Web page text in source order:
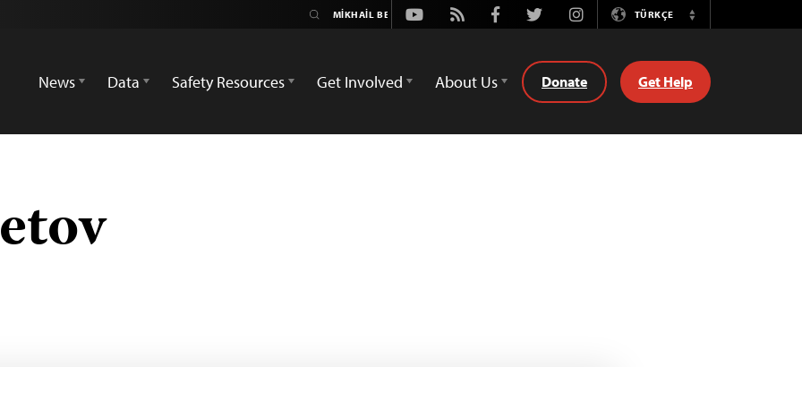
Youtube
Rss FacebookTwitterInstagramTÜRKÇE
Switch
News
Data Safety Resources Get Involved About Us Donate Get Help